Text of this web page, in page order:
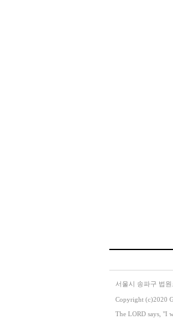
서울시 송파구 법
Copyright (c)2020
The LORD says, "I